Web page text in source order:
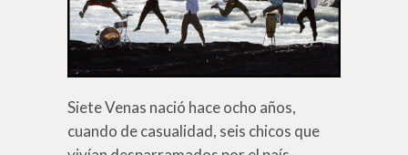
Siete Venas nació hace ocho años,
cuando de casualidad, seis chicos que